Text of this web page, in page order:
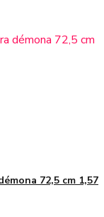
72,5 cm 1,57